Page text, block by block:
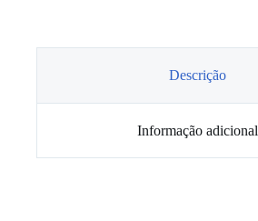
Descrição
Informação adicional